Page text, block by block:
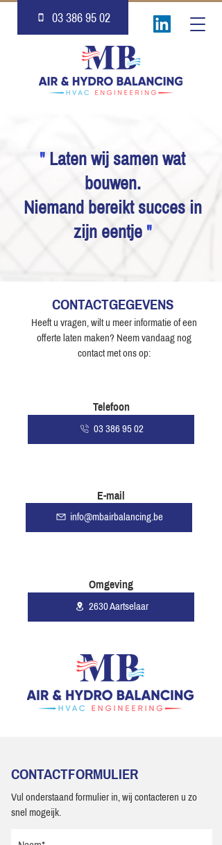
03 386 95 02
" Laten wij samen wat
bouwen.
Niemand bereikt succes in
zijn eentje "
CONTACTGEGEVENS
Heeft u vragen, wilt u meer informatie of een
offerte laten maken? Neem vandaag nog
contact met ons op:
Telefoon
03 386 95 02
E-mail
info@mbairbalancing.be
Omgeving
2630 Aartselaar
CONTACTFORMULIER
Vul onderstaand formulier in, wij contacteren u zo
snel mogeijk.